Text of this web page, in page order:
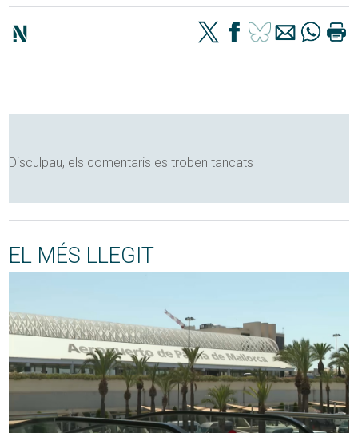
Disculpau, els comentaris es troben tancats
EL MÉS LLEGIT